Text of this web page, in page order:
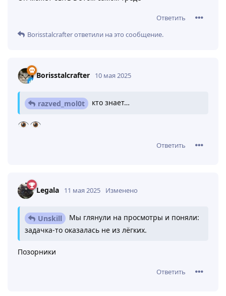
Ответить
Borisstalcrafterответили на это сообщение.
Borisstalcrafter 10 мая 2025
razved_mol0t кто знает…
Ответить
Legala 11 мая 2025 Изменено
Unskill
Мы глянули на просмотры и поняли:
задачка-то оказалась не из лёгких.
Позорники
Ответить